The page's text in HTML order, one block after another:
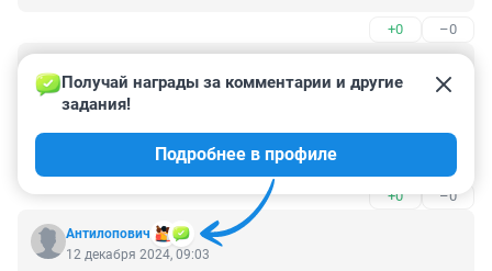
+0 –0
15 декабря 2024, 15:15
Это не позорище, а целенаправленное вредительство
с целью постепенного планомерного уничтожения и
предания забвению русского народного искусства.
+0 –0
Антилопович
Получай награды за комментарии и другие
задания!
Подробнее в профиле
12 декабря 2024, 09:03